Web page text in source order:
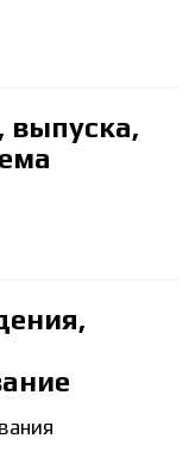
выпуска,